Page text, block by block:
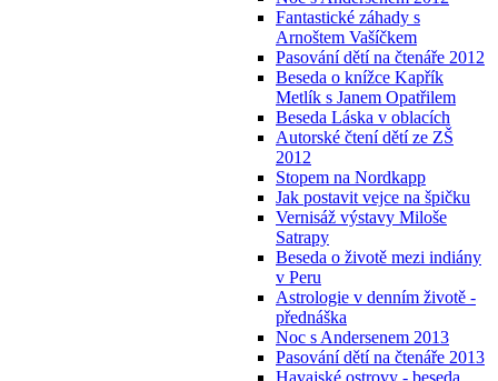
Fantastické záhady s
Arnoštem Vašíčkem
Pasování dětí na čtenáře 2012
Beseda o knížce Kapřík
Metlík s Janem Opatřilem
Beseda Láska v oblacích
Autorské čtení dětí ze ZŠ
2012
Stopem na Nordkapp
Jak postavit vejce na špičku
Vernisáž výstavy Miloše
Satrapy
Beseda o životě mezi indiány
v Peru
Astrologie v denním životě -
přednáška
Noc s Andersenem 2013
Pasování dětí na čtenáře 2013
Havajské ostrovy - beseda